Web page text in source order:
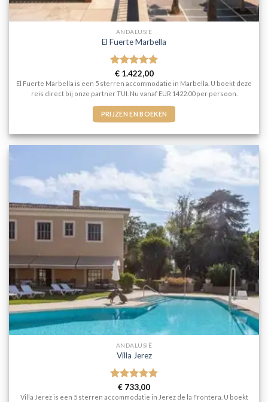
ANDALUSIË
El Fuerte Marbella
Gewaardeerd
5uit 5
€1.422,00
El Fuerte Marbella is een 5 sterren accommodatie in Marbella. U boekt deze
reis direct bij onze partner TUI. Nu vanaf EUR 1422.00 per persoon.
PRIJZEN EN BOEKEN
ANDALUSIË
Villa Jerez
Gewaardeerd
5uit 5
€ 733,00
Villa Jerez is een 5 sterren accommodatie in Jerez de la Frontera. U boekt